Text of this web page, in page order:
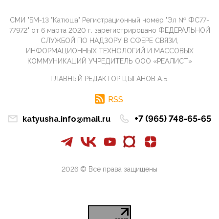
Те, кто стоят за массовым завозом в Россию
инокультурных мигрантов, в общем-то понимают,
что делают ...
09:34, 09 Апреля 2026
Благодаря знакомым, стали известны подробности
сбили свыш...
Снова о главном на фронте. Противник вновь
захватил "малое небо" на украинском ТВД.
Противник расшир...
08:05, 09 Апреля 2026
В Национальной системе платежных карт (НСПК)
СМИ "БМ-13 "Катюша" Регистрационный номер "Эл № ФС77-
77972" от 6 марта 2020 г. зарегистрировано ФЕДЕРАЛЬНОЙ
СЛУЖБОЙ ПО НАДЗОРУ В СФЕРЕ СВЯЗИ,
ИНФОРМАЦИОННЫХ ТЕХНОЛОГИЙ И МАССОВЫХ
КОММУНИКАЦИЙ УЧРЕДИТЕЛЬ ООО «РЕАЛИСТ»
ГЛАВНЫЙ РЕДАКТОР ЦЫГАНОВ А.Б.
RSS
katyusha.info@mail.ru +7 (965) 748-65-65
2026 © Все права защищены